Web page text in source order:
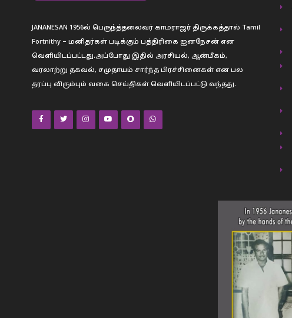
JANANESAN 1956ல் பெருந்த்தலைவர் காமராஜர் திருக்கத்தால் Tamil
Fortnithy – மனிதர்கள் படிக்கும் பத்திரிகை ஐனநேசன் என
வெளியிடப்பட்டது.அப்போது இதில் அரசியல், ஆன்மீகம்,
வரலாற்று தகவல், சமுதாயம் சார்ந்த பிரச்சினைகள் என பல
தரப்பு விரும்பும் வகை செய்திகள் வெளியிடப்பட்டு வந்தது.